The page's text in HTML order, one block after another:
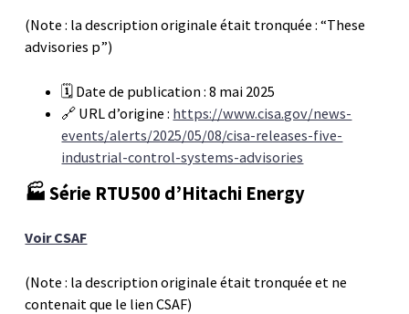
(Note : la description originale était tronquée : “These
advisories p”)
🗓️ Date de publication : 8 mai 2025
🔗 URL d’origine : https://www.cisa.gov/news-
events/alerts/2025/05/08/cisa-releases-five-
industrial-control-systems-advisories
🏭 Série RTU500 d’Hitachi Energy
Voir CSAF
(Note : la description originale était tronquée et ne
contenait que le lien CSAF)